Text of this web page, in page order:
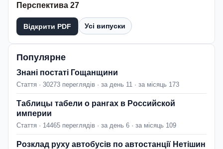
Перспектива 27
Відкрити PDF Усі випуски
Популярне
Знані постаті Гощанщини
Стаття · 30273 переглядів · за день 11 · за місяць 173
Таблицы табели о рангах в Российской
империи
Стаття · 14465 переглядів · за день 6 · за місяць 109
Розклад руху автобусів по автостанції Нетішин